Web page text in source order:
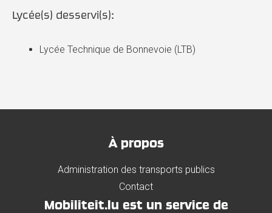
Lycée(s) desservi(s):
Lycée Technique de Bonnevoie (LTB)
À propos
Administration des transports publics
Contact
Mobiliteit.lu est un service de